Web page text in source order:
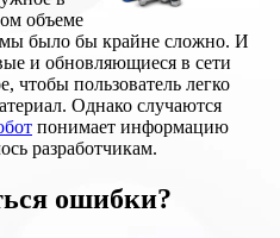
объеме
было бы крайне сложно. И
и обновляющиеся в сети
чтобы пользователь легко
Однако случаются
понимает информацию
разработчикам.
ошибки?